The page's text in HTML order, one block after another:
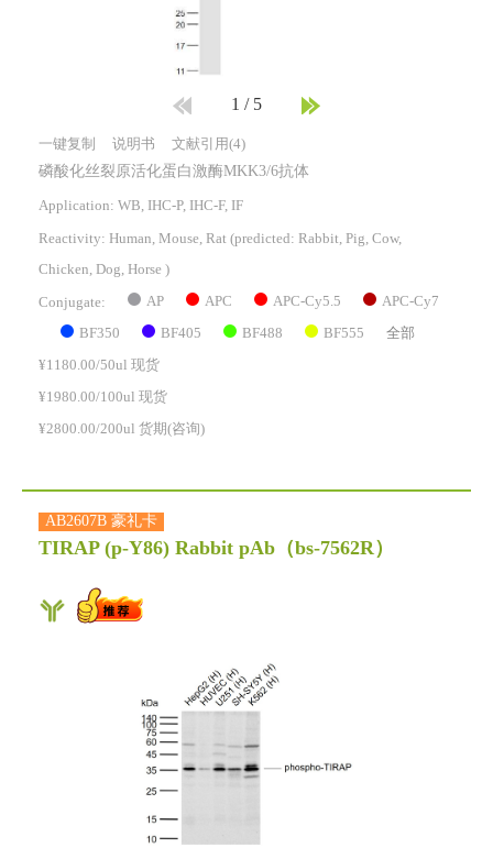
1 / 5
一键复制 说明书 文献引用(4)
磷酸化丝裂原活化蛋白激酶MKK3/6抗体
Application: WB, IHC-P, IHC-F, IF
Reactivity: Human, Mouse, Rat (predicted: Rabbit, Pig, Cow,
Chicken, Dog, Horse )
Conjugate: AP APC APC-Cy5.5 APC-Cy7
BF350 BF405 BF488 BF555 全部
¥1180.00/50ul 现货
¥1980.00/100ul 现货
¥2800.00/200ul 货期(咨询)
AB2607B 豪礼卡
TIRAP (p-Y86) Rabbit pAb （bs-7562R）